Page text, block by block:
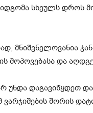
სხეულს დროს
მნიშვნელოვანია
მოპოვებასა და
უნდა დაგავიწყდეთ
შორის